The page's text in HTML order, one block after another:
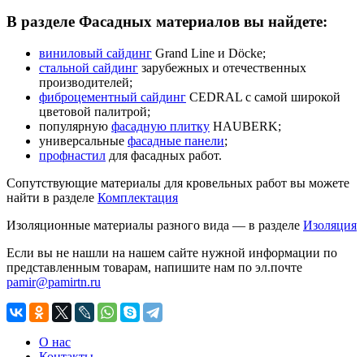
В разделе Фасадных материалов вы найдете:
виниловый сайдинг Grand Line и Döcke;
стальной сайдинг зарубежных и отечественных
производителей;
фиброцементный сайдинг CEDRAL с самой широкой
цветовой палитрой;
популярную фасадную плитку HAUBERK;
универсальные фасадные панели;
профнастил для фасадных работ.
Сопутствующие материалы для кровельных работ вы можете
найти в разделе Комплектация
Изоляционные материалы разного вида — в разделе Изоляция
Если вы не нашли на нашем сайте нужной информации по
представленным товарам, напишите нам по эл.почте
pamir@pamirtn.ru
О нас